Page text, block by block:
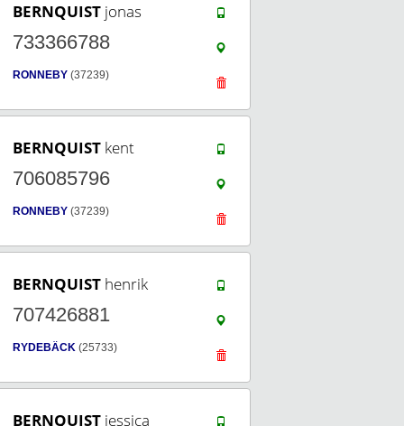
BERNQUIST jonas
733366788
RONNEBY (37239)
BERNQUIST kent
706085796
RONNEBY (37239)
BERNQUIST henrik
707426881
RYDEBÄCK (25733)
BERNQUIST jessica